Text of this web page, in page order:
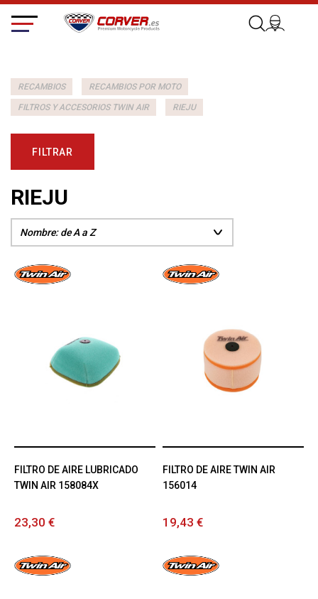
RECAMBIOS RECAMBIOS POR MOTO
FILTROS Y ACCESORIOS TWIN AIR RIEJU
FILTRAR
RIEJU
FILTRO DE AIRE LUBRICADO
TWIN AIR 158084X
23,30 €
FILTRO DE AIRE TWIN AIR
156014
19,43 €